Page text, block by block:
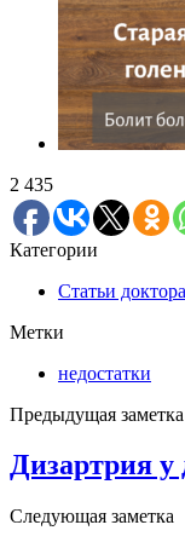
2 435
Категории
Статьи доктора
Метки
недостатки
Предыдущая заметка
Дизартрия у
Следующая заметка